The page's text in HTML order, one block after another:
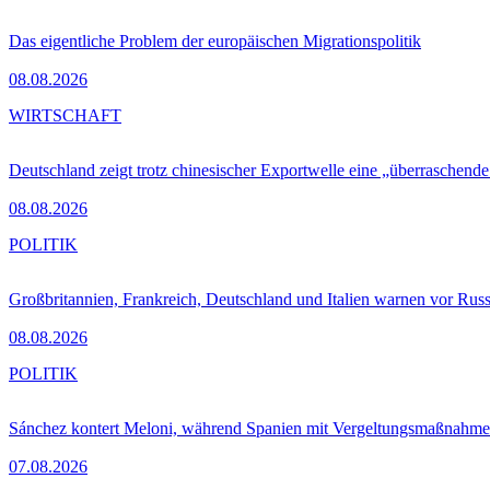
Das eigentliche Problem der europäischen Migrationspolitik
08.08.2026
Deutschland zeigt trotz chinesischer Exportwelle eine
08.08.2026
WIRTSCHAFT
Großbritannien, Frankreich, Deutschland und Italien warnen vor
08.08.2026
POLITIK
Sánchez kontert Meloni, während Spanien mit
07.08.2026
POLITIK